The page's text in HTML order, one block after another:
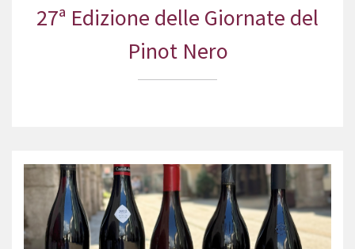
27ª Edizione delle Giornate del
Pinot Nero